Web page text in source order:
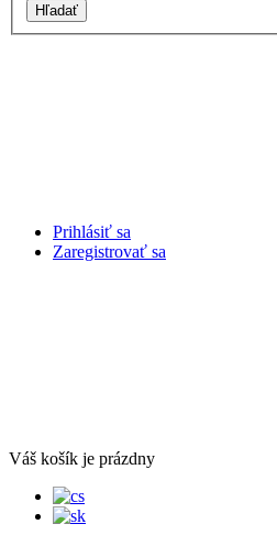
Hľadať
Prihlásiť sa
Zaregistrovať sa
Váš košík je prázdny